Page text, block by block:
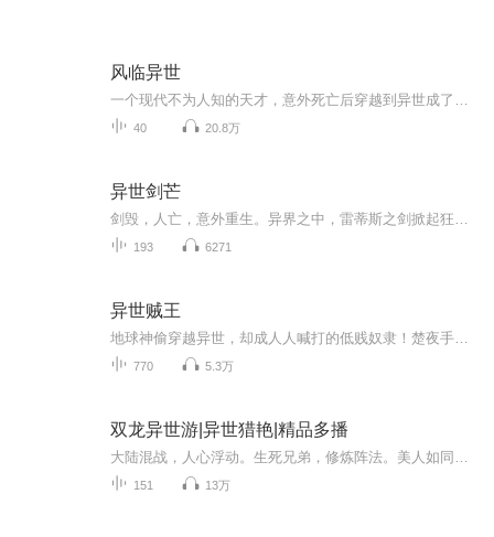
风临异世
40 20.8万
异世剑芒
193 6271
异世贼王
770 5.3万
双龙异世游|异世猎艳|精品多播
151 13万